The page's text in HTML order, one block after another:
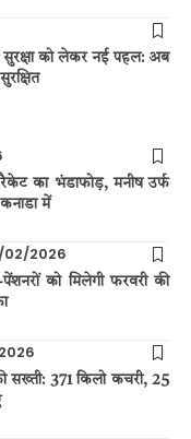
सुरक्षा को लेकर नई पहल: अब
का भंडाफोड़, मनीष उर्फ
कनाडा में
02/2026
को मिलेगी फरवरी की
सख्ती: 371 किलो कचरी, 25